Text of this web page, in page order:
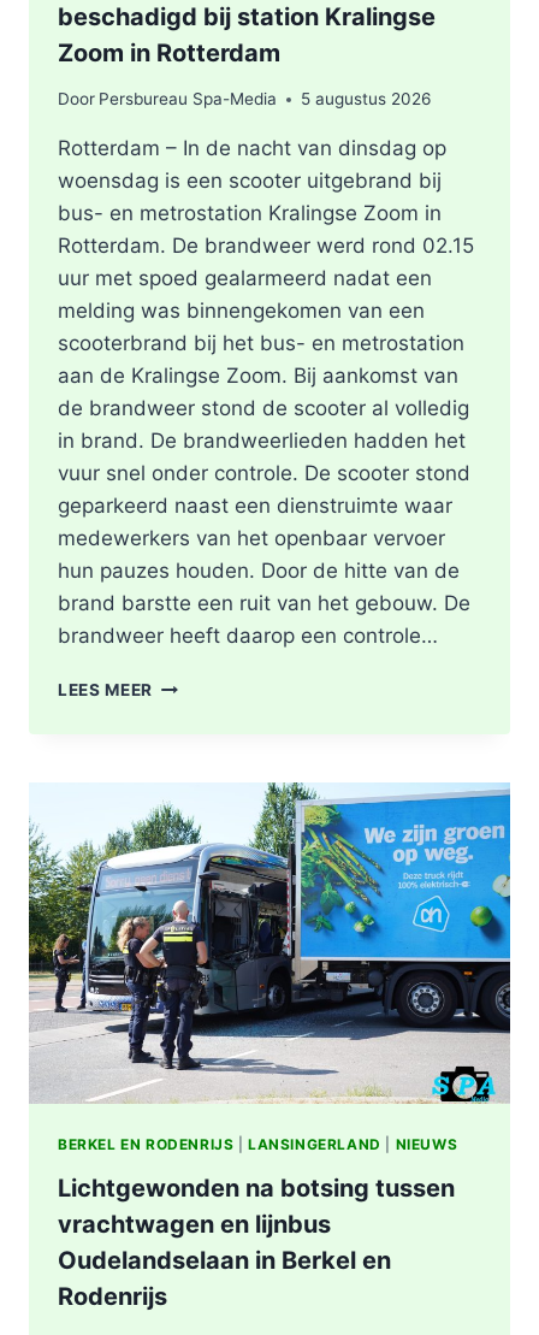
beschadigd bij station Kralingse
Zoom in Rotterdam
Door Persbureau Spa-Media 5 augustus 2026
Rotterdam – In de nacht van dinsdag op
woensdag is een scooter uitgebrand bij
bus- en metrostation Kralingse Zoom in
Rotterdam. De brandweer werd rond 02.15
uur met spoed gealarmeerd nadat een
melding was binnengekomen van een
scooterbrand bij het bus- en metrostation
aan de Kralingse Zoom. Bij aankomst van
de brandweer stond de scooter al volledig
in brand. De brandweerlieden hadden het
vuur snel onder controle. De scooter stond
geparkeerd naast een dienstruimte waar
medewerkers van het openbaar vervoer
hun pauzes houden. Door de hitte van de
brand barstte een ruit van het gebouw. De
brandweer heeft daarop een controle…
LEES MEER SCOOTER
STATION
KRALINGSE
ZOOM
IN
ROTTERDAM
BERKEL EN RODENRIJS |LANSINGERLAND NIEUWS
Lichtgewonden na botsing tussen
vrachtwagen en lijnbus
Oudelandselaan in Berkel en
Rodenrijs